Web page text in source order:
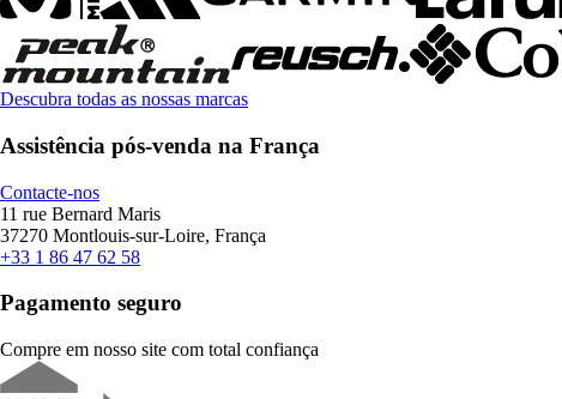
Descubra todas as nossas marcas
Assistência pós-venda na França
Contacte-nos
11 rue Bernard Maris
37270 Montlouis-sur-Loire, França
+33 1 86 47 62 58
Pagamento seguro
Compre em nosso site com total confiança